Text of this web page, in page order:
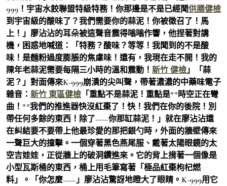
999！宇宙水餃聯盟特級特務！你那邊是不是已經聞供膳健檢
到宇宙級的酸味了？我們需要你的蒜泥！你被徵召了！馬
上！」廖沾沾的耳朵被這聲音震得嗡嗡作響，他捏著對講
機，困惑地喊道：「特務？酸味？等等！我聞到的不是酸
味！是麵粉過度膨脹的焦慮味！還有，我現在走不開！我的
陳年老蒜泥需要每隔三小時的溫和震動！ 新竹 健檢 」「蒜
泥？」對面傳來K-999崩潰的尖叫聲，帶著濃濃的中藥味電子
雜音： 新竹 東區健檢 「重點不是蒜泥！重點是**時空正在彎
曲！**我們的推進器快沒紅棗了！快！我們在你的後院！別
帶任何多餘的東西！除了——你那缸蒜泥！」就在廖沾沾還
在糾結要不要帶上他最珍愛的那把銀勺時，外面的牆壁傳來
一聲巨大的撞擊。一個穿著黑色燕尾服、戴著太陽眼鏡的太
空吉娃娃，正從牆上的破洞鑽進來。它的背上揹著一個像是
小型瓦斯桶的東西，桶上用毛筆寫著「極品紅棗枸杞燃
料」。「你怎麼——」廖沾沾驚訝地瞪大了眼睛。K-999用它